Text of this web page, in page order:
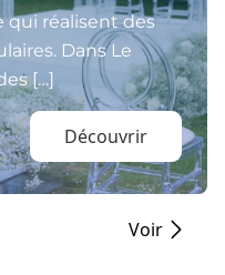
qui réalisent des
Dans Le
[…]
Découvrir
Voir